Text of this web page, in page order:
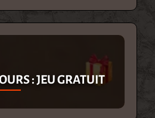
: JEU GRATUIT